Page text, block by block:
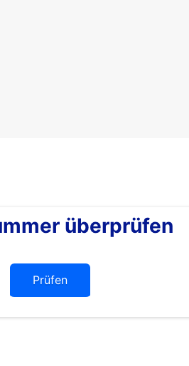
überprüfen
Prüfen